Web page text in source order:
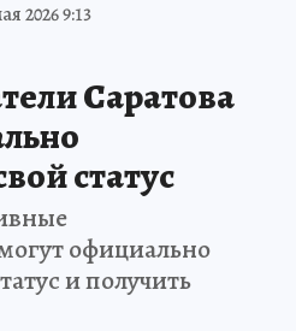
2026 9:13
Саратова
статус
официально
и получить